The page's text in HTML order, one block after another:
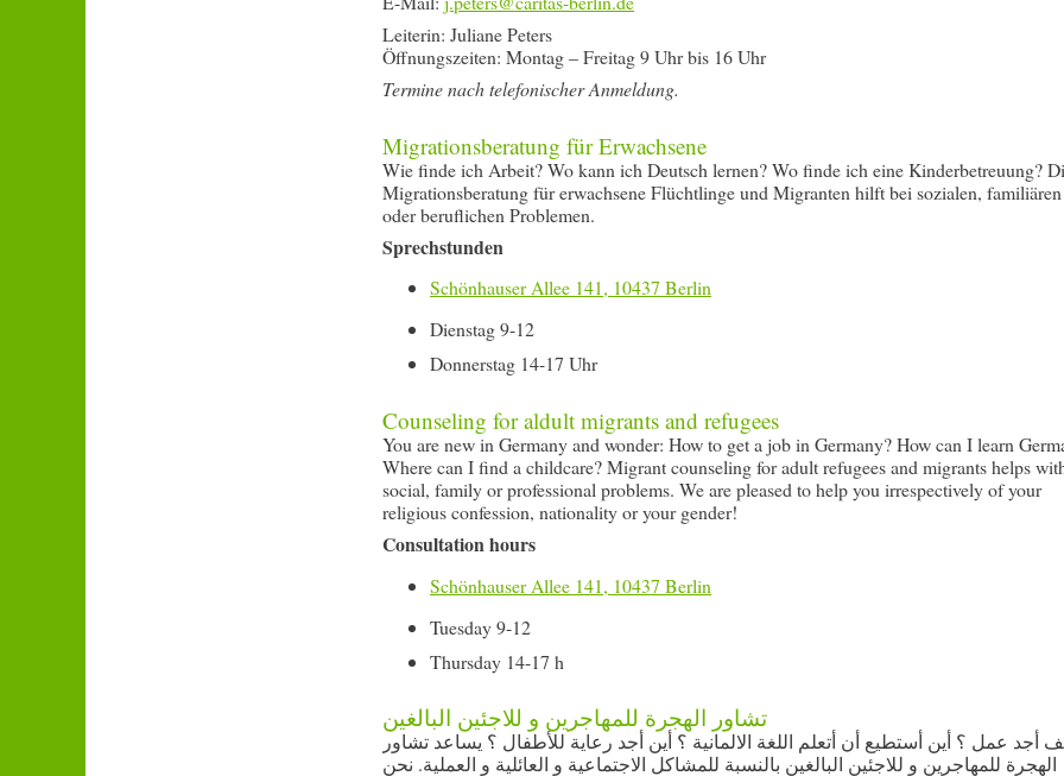
Leiterin: Juliane Peters
Öffnungszeiten: Montag – Freitag 9 Uhr bis 16 Uhr
Termine nach telefonischer Anmeldung.
Migrationsberatung für Erwachsene
Wie finde ich Arbeit? Wo kann ich Deutsch lernen? Wo finde ich eine Kinderbetreuung?
Migrationsberatung für erwachsene Flüchtlinge und Migranten hilft bei sozialen, familiären
oder beruflichen Problemen.
Sprechstunden
Schönhauser Allee 141, 10437 Berlin
Dienstag 9-12
Donnerstag 14-17 Uhr
Counseling for aldult migrants and refugees
You are new in Germany and wonder: How to get a job in Germany? How can I learn
Where can I find a childcare? Migrant counseling for adult refugees and migrants helps
social, family or professional problems. We are pleased to help you irrespectively of your
religious confession, nationality or your gender!
Consultation hours
Schönhauser Allee 141, 10437 Berlin
Tuesday 9-12
Thursday 14-17 h
تشاور الهجرة للمهاجرين و للاجئين البالغين
أجد عمل ؟ أين أستطيع أن أتعلم اللغة الالمانية ؟ أين أجد رعاية للأطفال ؟ يساعد تشاور
الهجرة للمهاجرين و للاجئين البالغين بالنسبة للمشاكل الاجتماعية و العائلية و العملية. نحن